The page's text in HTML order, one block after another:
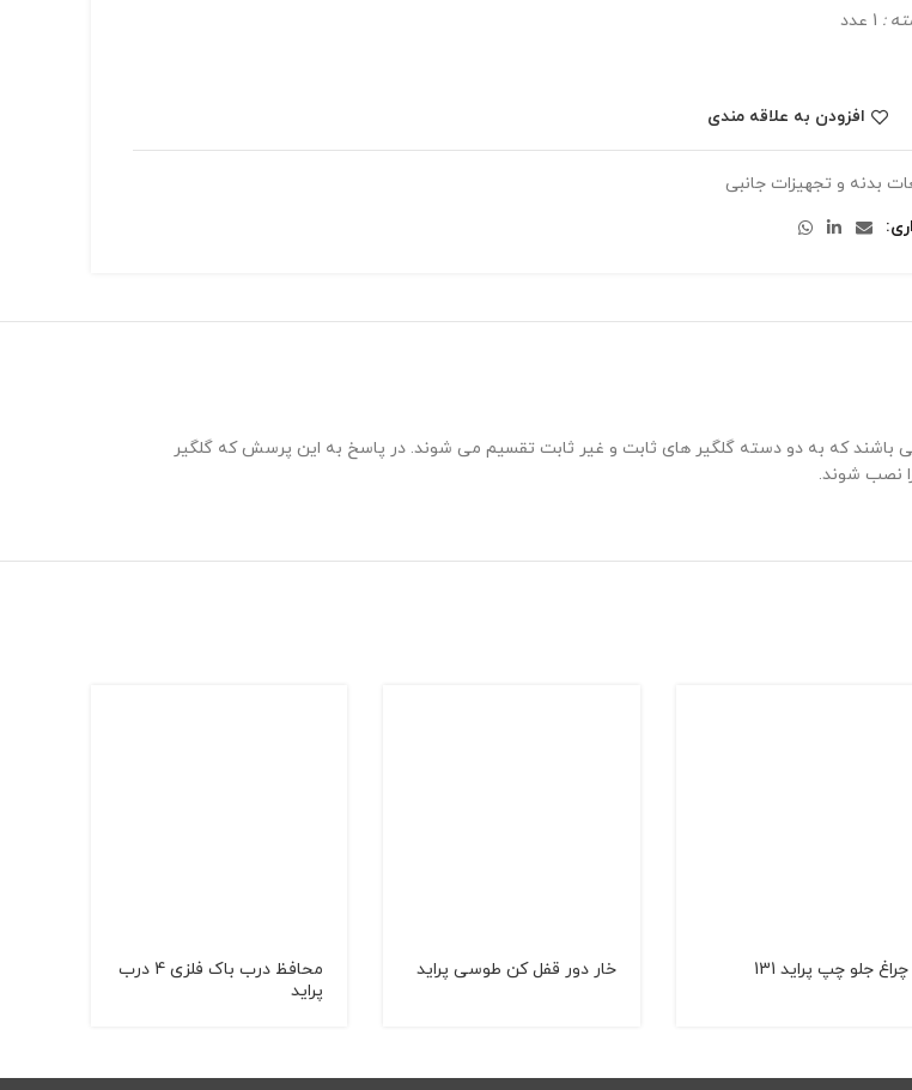
:
افزودن به علاقه مندی
بدنه و تجهیزات جانبی
باشند که به دو دسته گلگیر های ثابت و غیر ثابت تقسیم می شوند. در پاسخ به این پرسش که گلگیر
نصب شوند.
چراغ جلو چپ پراید 131 خار دور قفل کن طوسی پراید
محافظ درب باک فلزی 4 درب
پراید